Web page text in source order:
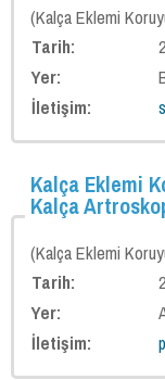
2016 Kalça Ekleminde
Sempozyumu
8. Ulusal Artroplasti
2015 Çocuklarda Kalça
2014 FAS
Kalça Eklemi Koruyucu
2013 FAS
2012 Artroskopi Kongresi
(Kalça Eklemi
Tarih:
Yer:
İletişim:
Kalça Eklemi
Kalça
(Kalça Eklemi
Tarih:
Yer:
İletişim: